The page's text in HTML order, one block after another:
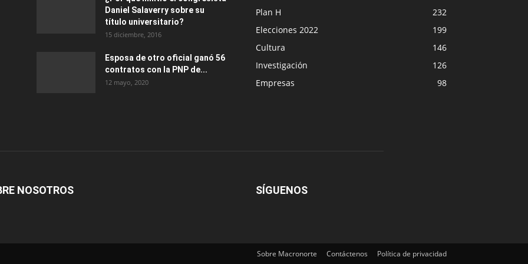
Daniel Salaverry sobre su
título universitario?
15 diciembre, 2016
Esposa de otro oficial ganó 56
contratos con la PNP de...
12 mayo, 2020
Plan H
232
Elecciones 2022
199
Cultura
146
Investigación
126
Empresas
98
NOSOTROS SÍGUENOS
Sobre Macronorte Contáctenos Política de privacidad